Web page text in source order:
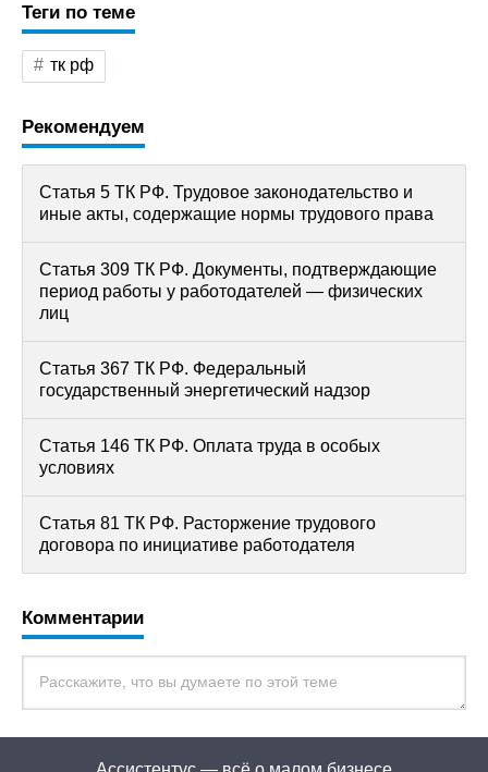
Теги по теме
тк рф
Рекомендуем
Статья 5 ТК РФ. Трудовое законодательство и
иные акты, содержащие нормы трудового права
Статья 309 ТК РФ. Документы, подтверждающие
период работы у работодателей — физических
лиц
Статья 367 ТК РФ. Федеральный
государственный энергетический надзор
Статья 146 ТК РФ. Оплата труда в особых
условиях
Статья 81 ТК РФ. Расторжение трудового
договора по инициативе работодателя
Комментарии